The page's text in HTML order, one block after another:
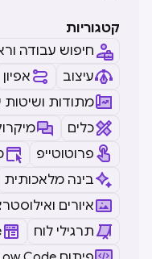
קטגוריות
חיפוש עבודה
עיצוב
אפיון
מתודות ושיטות
כלים
פרוטוטייפ
בינה מלאכותית
איורים
תרגילי לוח